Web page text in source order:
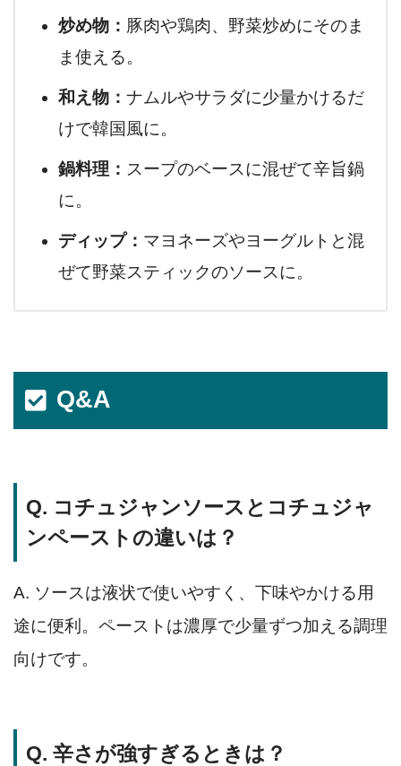
炒め物： 豚肉や鶏肉、野菜炒めにそのま
ま使える。
和え物： ナムルやサラダに少量かけるだ
けで韓国風に。
鍋料理： スープのベースに混ぜて辛旨鍋
に。
ディップ： マヨネーズやヨーグルトと混
ぜて野菜スティックのソースに。
Q&A
Q. コチュジャンソースとコチュジャ
ンペーストの違いは？
A. ソースは液状で使いやすく、下味やかける用
途に便利。ペーストは濃厚で少量ずつ加える調理
向けです。
Q. 辛さが強すぎるときは？